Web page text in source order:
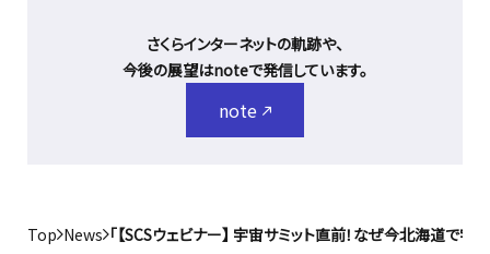
さくらインターネットの軌跡や、
今後の展望はnoteで発信しています。
note
Top News 「【SCSウェビナー】 宇宙サミット直前！なぜ今北海道で